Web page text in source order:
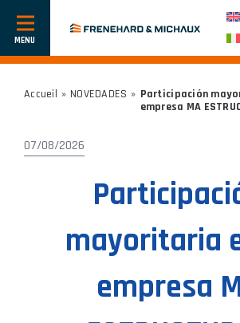
Mostrar
u
Accueil » NOVEDADES » Participación
empresa MA
07/08/2026
mayoritaria
empresa